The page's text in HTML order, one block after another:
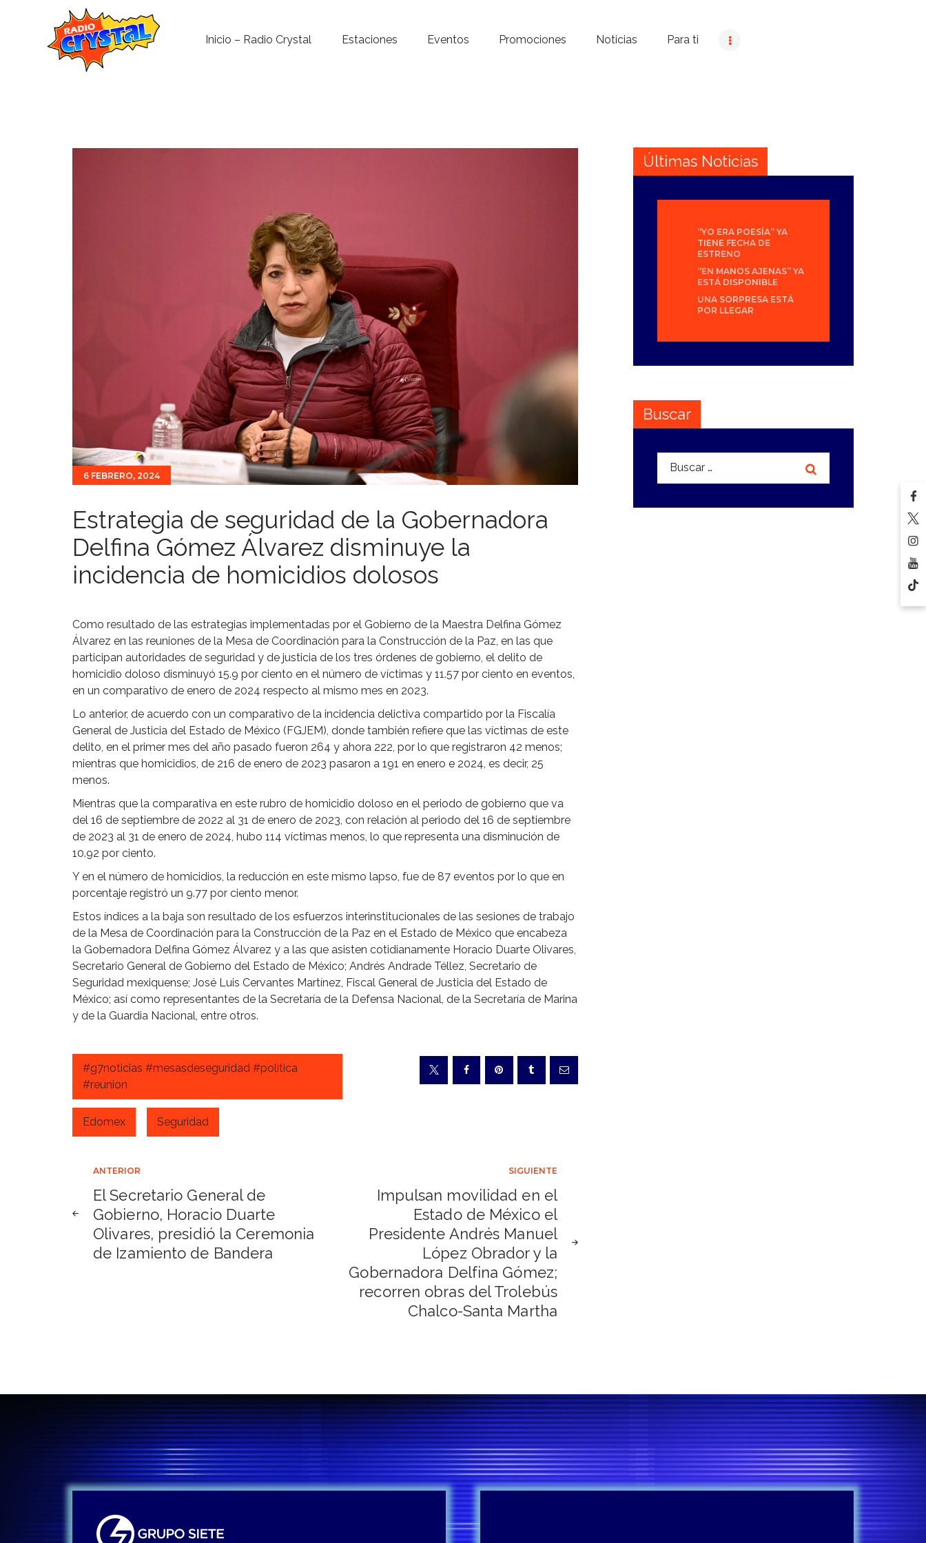
Inicio – Radio Crystal Estaciones Eventos Promociones Noticias Para ti
Contacto
6 FEBRERO, 2024
Estrategia de seguridad de la Gobernadora
Delfina Gómez Álvarez disminuye la
incidencia de homicidios dolosos
Como resultado de las estrategias implementadas por el Gobierno de la Maestra Delfina Gómez
Álvarez en las reuniones de la Mesa de Coordinación para la Construcción de la Paz, en las que
participan autoridades de seguridad y de justicia de los tres órdenes de gobierno, el delito de
homicidio doloso disminuyó 15.9 por ciento en el número de víctimas y 11.57 por ciento en eventos,
en un comparativo de enero de 2024 respecto al mismo mes en 2023.
Lo anterior, de acuerdo con un comparativo de la incidencia delictiva compartido por la Fiscalía
General de Justicia del Estado de México (FGJEM), donde también refiere que las víctimas de este
delito, en el primer mes del año pasado fueron 264 y ahora 222, por lo que registraron 42 menos;
mientras que homicidios, de 216 de enero de 2023 pasaron a 191 en enero e 2024, es decir, 25
menos.
Mientras que la comparativa en este rubro de homicidio doloso en el periodo de gobierno que va
del 16 de septiembre de 2022 al 31 de enero de 2023, con relación al periodo del 16 de septiembre
de 2023 al 31 de enero de 2024, hubo 114 víctimas menos, lo que representa una disminución de
10.92 por ciento.
Y en el número de homicidios, la reducción en este mismo lapso, fue de 87 eventos por lo que en
porcentaje registró un 9.77 por ciento menor.
Estos índices a la baja son resultado de los esfuerzos interinstitucionales de las sesiones de trabajo
de la Mesa de Coordinación para la Construcción de la Paz en el Estado de México que encabeza
la Gobernadora Delfina Gómez Álvarez y a las que asisten cotidianamente Horacio Duarte Olivares,
Secretario General de Gobierno del Estado de México; Andrés Andrade Téllez, Secretario de
Seguridad mexiquense; José Luis Cervantes Martínez, Fiscal General de Justicia del Estado de
México; así como representantes de la Secretaría de la Defensa Nacional, de la Secretaría de Marina
y de la Guardia Nacional, entre otros.
#g7noticias #mesasdeseguridad #politica
#reunion
Edomex Seguridad
Navegación
de
entradas
ANTERIOR
El Secretario General de
Gobierno, Horacio Duarte
Olivares, presidió la Ceremonia
de Izamiento de Bandera
SIGUIENTE
Impulsan movilidad en el
Estado de México el
Presidente Andrés Manuel
López Obrador y la
Gobernadora Delfina Gómez;
recorren obras del Trolebús
Chalco-Santa Martha
Últimas Noticias
“YO ERA POESÍA” YA
TIENE FECHA DE
ESTRENO
“EN MANOS AJENAS” YA
ESTÁ DISPONIBLE
UNA SORPRESA ESTÁ
POR LLEGAR
Buscar
Buscar: